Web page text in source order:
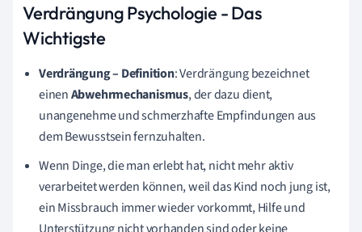
Verdrängung Psychologie - Das
Wichtigste
Verdrängung – Definition: Verdrängung bezeichnet
einenAbwehrmechanismus, der dazu dient,
unangenehme und schmerzhafte Empfindungen aus
dem Bewusstsein fernzuhalten.
Wenn Dinge, die man erlebt hat, nicht mehr aktiv
verarbeitet werden können, weil das Kind noch jung ist,
ein Missbrauch immer wieder vorkommt, Hilfe und
Unterstützung nicht vorhanden sind oder keine